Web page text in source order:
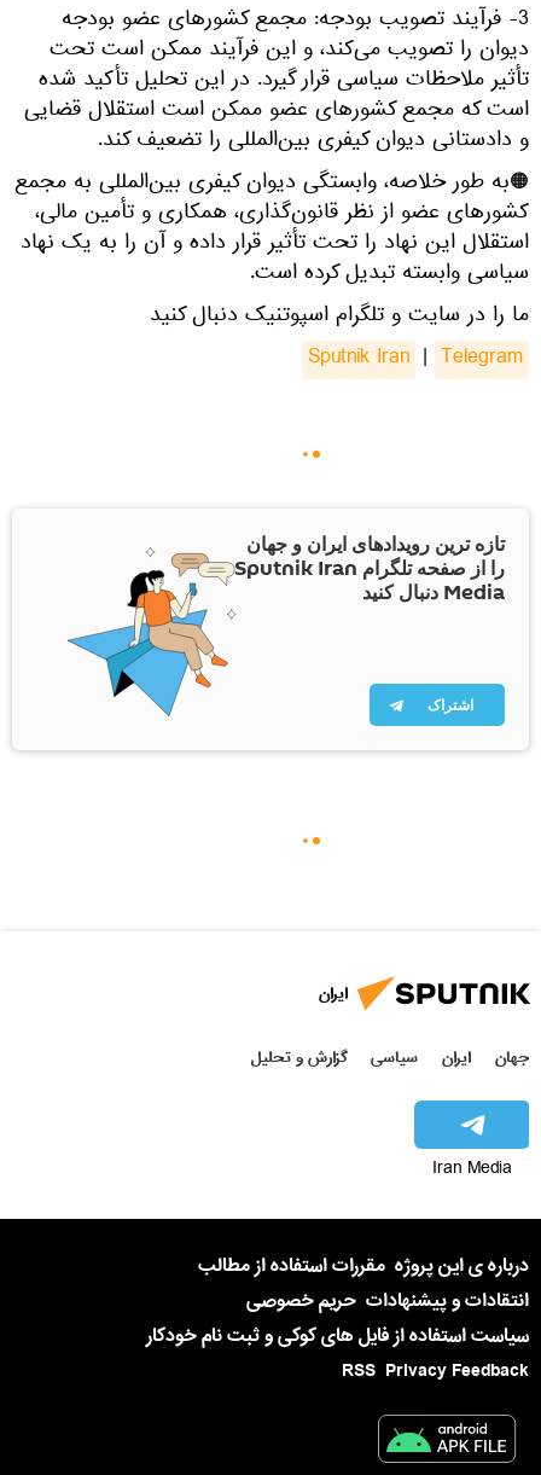
3- فرآیند تصویب بودجه: مجمع کشورهای عضو بودجه
دیوان را تصویب می‌کند، و این فرآیند ممکن است تحت
تأثیر ملاحظات سیاسی قرار گیرد. در این تحلیل تأکید شده
است که مجمع کشورهای عضو ممکن است استقلال قضایی
و دادستانی دیوان کیفری بین‌المللی را تضعیف کند.
🟠به طور خلاصه، وابستگی دیوان کیفری بین‌المللی به مجمع
کشورهای عضو از نظر قانون‌گذاری، همکاری و تأمین مالی،
استقلال این نهاد را تحت تأثیر قرار داده و آن را به یک نهاد
سیاسی وابسته تبدیل کرده است.
ما را در سایت و تلگرام اسپوتنیک دنبال کنید
Sputnik Iran | Telegram
تازه ترین رویدادهای ایران و جهان
را از صفحه تلگرام Sputnik Iran
Media دنبال کنید
اشتراک
ایران
جهان ایران سیاسی گزارش و تحلیل
Iran Media
درباره ی این پروژه مقررات استفاده از مطالب
انتقادات و پیشنهادات حریم خصوصی
سیاست استفاده از فایل های کوکی و ثبت نام خودکار
Privacy Feedback
RSS